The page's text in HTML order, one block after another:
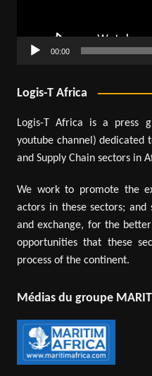
00:00
Logis-T Africa
Logis-T Africa is a press
youtube channel) dedicated
and Supply Chain sectors in
We work to promote the
actors in these sectors;
and exchange, for the
opportunities that these
process of the continent.
Médias du groupe